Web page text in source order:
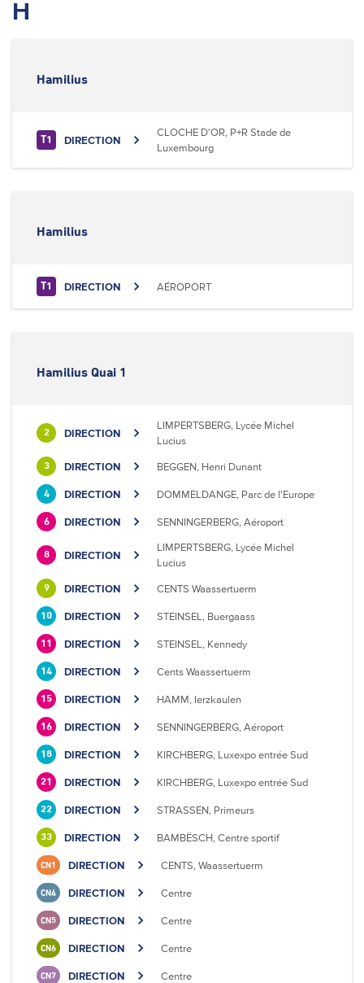
H
Hamilius
T1 DIRECTION
CLOCHE D'OR, P+R Stade de
Luxembourg
Hamilius
T1 DIRECTION AÉROPORT
Hamilius Quai 1
2 DIRECTION
LIMPERTSBERG, Lycée Michel
Lucius
3 DIRECTION BEGGEN, Henri Dunant
4 DIRECTION DOMMELDANGE, Parc de l'Europe
6 DIRECTION SENNINGERBERG, Aéroport
8 DIRECTION
LIMPERTSBERG, Lycée Michel
Lucius
9 DIRECTION CENTS Waassertuerm
10 DIRECTION STEINSEL, Buergaass
11 DIRECTION STEINSEL, Kennedy
14 DIRECTION Cents Waassertuerm
15 DIRECTION HAMM, Ierzkaulen
16 DIRECTION SENNINGERBERG, Aéroport
18 DIRECTION KIRCHBERG, Luxexpo entrée Sud
21 DIRECTION KIRCHBERG, Luxexpo entrée Sud
22 DIRECTION STRASSEN, Primeurs
33 DIRECTION BAMBËSCH, Centre sportif
CN1 DIRECTION CENTS, Waassertuerm
CN4 DIRECTION Centre
CN5 DIRECTION Centre
CN6 DIRECTION Centre
CN7 DIRECTION Centre